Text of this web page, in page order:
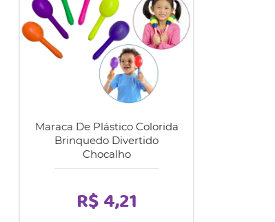
Maraca De Plástico Colorida
Brinquedo Divertido
Chocalho
R$ 4,21